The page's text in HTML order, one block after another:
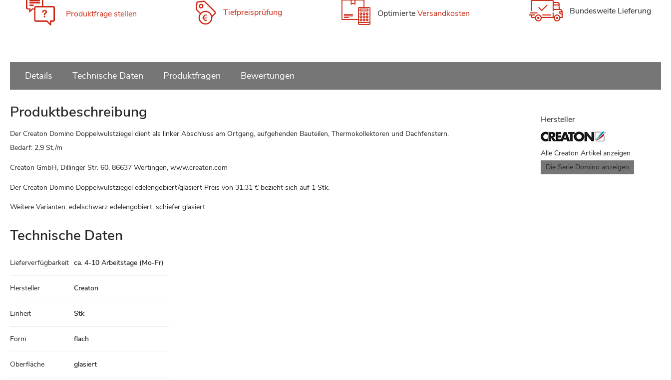
Produktfrage stellen Tiefpreisprüfung OptimierteVersandkosten Bundesweite Lieferung
Details Technische Daten Produktfragen Bewertungen
Hersteller
Alle Creaton Artikel anzeigen
Die Serie Domino anzeigen
Produktbeschreibung
Der Creaton Domino Doppelwulstziegel dient als linker Abschluss am Ortgang, aufgehenden Bauteilen, Thermokollektoren und Dachfenstern.
Bedarf: 2,9 St./m
Creaton GmbH, Dillinger Str. 60, 86637 Wertingen, www.creaton.com
Der Creaton Domino Doppelwulstziegel edelengobiert/glasiert Preis von 31,31 € bezieht sich auf 1 Stk.
Weitere Varianten: edelschwarz edelengobiert, schiefer glasiert
Technische Daten
Daten
Lieferverfügbarkeit ca. 4-10 Arbeitstage (Mo-Fr)
Hersteller Creaton
Einheit Stk
Form flach
Oberfläche glasiert